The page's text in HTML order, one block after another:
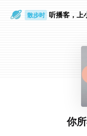
散步时 听播客，上
你